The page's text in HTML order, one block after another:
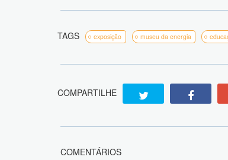
TAGS exposição museu da energia
COMPARTILHE
COMENTÁRIOS